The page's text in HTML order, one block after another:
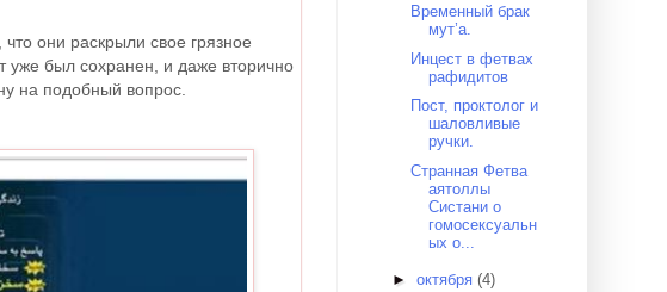
они раскрыли свое грязное
уже был сохранен, и даже вторично
на подобный вопрос.
Временный брак
мут’а.
Инцест в фетвах
рафидитов
Пост, проктолог и
шаловливые
ручки.
Странная Фетва
аятоллы
Систани о
гомосексуальн
ых о...
► октября (4)